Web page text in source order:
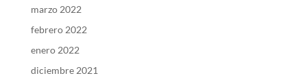
marzo 2022
febrero 2022
enero 2022
diciembre 2021